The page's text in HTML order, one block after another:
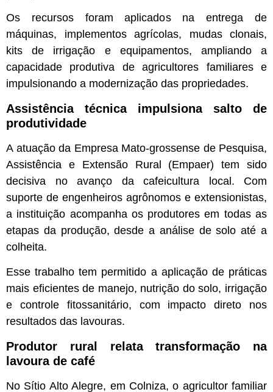
Os recursos foram aplicados na entrega de
máquinas, implementos agrícolas, mudas clonais,
kits de irrigação e equipamentos, ampliando a
capacidade produtiva de agricultores familiares e
impulsionando a modernização das propriedades.
Assistência técnica impulsiona salto de
produtividade
A atuação da Empresa Mato-grossense de Pesquisa,
Assistência e Extensão Rural (Empaer) tem sido
decisiva no avanço da cafeicultura local. Com
suporte de engenheiros agrônomos e extensionistas,
a instituição acompanha os produtores em todas as
etapas da produção, desde a análise de solo até a
colheita.
Esse trabalho tem permitido a aplicação de práticas
mais eficientes de manejo, nutrição do solo, irrigação
e controle fitossanitário, com impacto direto nos
resultados das lavouras.
Produtor rural relata transformação na
lavoura de café
No Sítio Alto Alegre, em Colniza, o agricultor familiar